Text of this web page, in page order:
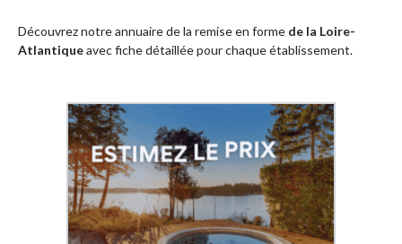
Découvrez notre annuaire de la remise en forme de la Loire-
Atlantiqueavec fiche détaillée pour chaque établissement.